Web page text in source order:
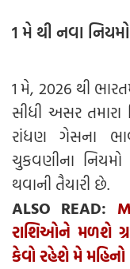
1 મે થી નવા
1 મે, 2026 થી
સીધી અસર
રાંધણ ગેસના
ચુકવણીના
થવાની તૈયારી છે.
ALSO READ:
રાશિઓને મળશે
કેવો રહેશે મે મહિનો